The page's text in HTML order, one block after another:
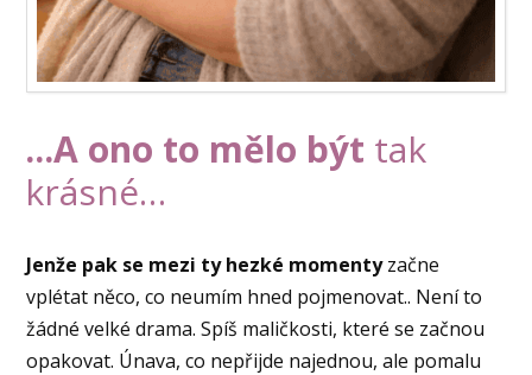
...A ono to mělo být tak
krásné…
Jenže pak se mezi ty hezké momentyzačne
vplétat něco, co neumím hned pojmenovat.. Není to
žádné velké drama. Spíš maličkosti, které se začnou
opakovat. Únava, co nepřijde najednou, ale pomalu